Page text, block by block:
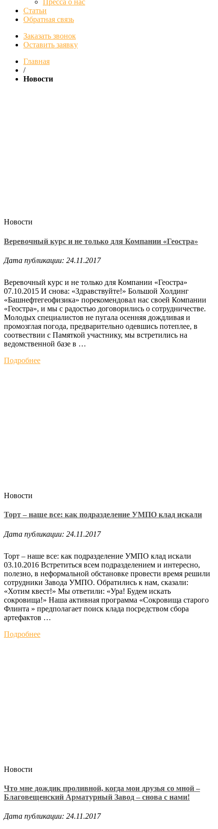
Пресса о нас
Статьи
Обратная связь
Заказать звонок
Оставить заявку
Главная
/
Новости
Новости
Веревочный курс и не только для Компании «Геостра»
Дата публикации: 24.11.2017
Веревочный курс и не только для Компании «Геостра»
07.10.2015 И снова: «Здравствуйте!» Большой Холдинг
«Башнефтегеофизика» порекомендовал нас своей Компании
«Геостра», и мы с радостью договорились о сотрудничестве.
Молодых специалистов не пугала осенняя дождливая и
промозглая погода, предварительно одевшись потеплее, в
соотвествии с Памяткой участнику, мы встретились на
ведомственной базе в …
Подробнее
Новости
Торт – наше все: как подразделение УМПО клад искали
Дата публикации: 24.11.2017
Торт – наше все: как подразделение УМПО клад искали
03.10.2016 Встретиться всем подразделением и интересно,
полезно, в неформальной обстановке провести время решили
сотрудники Завода УМПО. Обратились к нам, сказали:
«Хотим квест!» Мы ответили: «Ура! Будем искать
сокровища!» Наша активная программа «Сокровища старого
Флинта » предполагает поиск клада посредством сбора
артефактов …
Подробнее
Новости
Что мне дождик проливной, когда мои друзья со мной –
Благовещенский Арматурный Завод – снова с нами!
Дата публикации: 24.11.2017